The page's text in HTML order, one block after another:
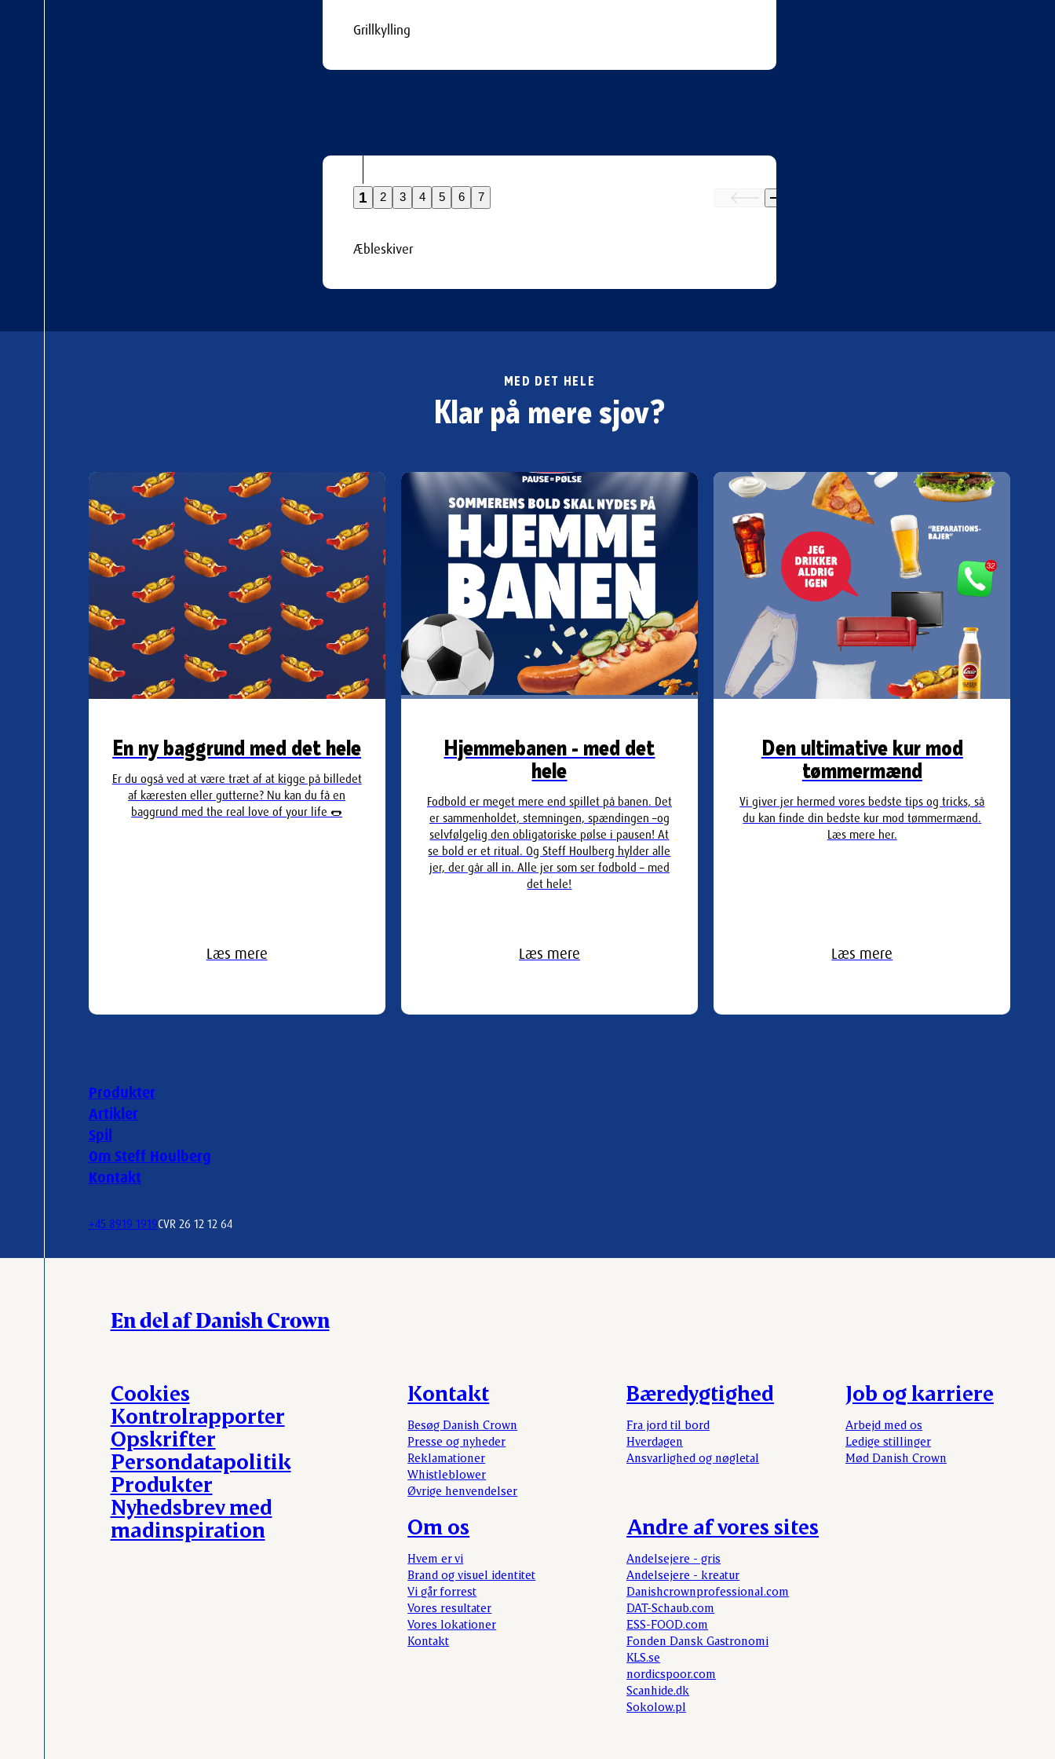
Grillkylling
1 2 3 4 5 6 7
Æbleskiver
MED DET HELE
Klar på mere sjov?
En ny baggrund med det hele
Er du også ved at være træt af at kigge på billedet
af kæresten eller gutterne? Nu kan du få en
baggrund med the real love of your life 🌭
Læs mere
Hjemmebanen - med det
hele
Fodbold er meget mere end spillet på banen. Det
er sammenholdet, stemningen, spændingen –og
selvfølgelig den obligatoriske pølse i pausen! At
se bold er et ritual. Og Steff Houlberg hylder alle
jer, der går all in. Alle jer som ser fodbold – med
det hele!
Læs mere
Den ultimative kur mod
tømmermænd
Vi giver jer hermed vores bedste tips og tricks, så
du kan finde din bedste kur mod tømmermænd.
Læs mere her.
Læs mere
Produkter
Artikler
Spil
Om Steff Houlberg
Kontakt
+45 8919 1919CVR 26 12 12 64
En del af Danish Crown
Kontakt
Besøg Danish Crown
Presse og nyheder
Reklamationer
Whistleblower
Øvrige henvendelser
Bæredygtighed
Fra jord til bord
Hverdagen
Ansvarlighed og nøgletal
Job og karriere
Arbejd med os
Ledige stillinger
Mød Danish Crown
Om os
Hvem er vi
Brand og visuel identitet
Vi går forrest
Vores resultater
Vores lokationer
Kontakt
Andre af vores sites
Andelsejere - gris
Andelsejere - kreatur
Danishcrownprofessional.com
DAT-Schaub.com
ESS-FOOD.com
Fonden Dansk Gastronomi
KLS.se
nordicspoor.com
Scanhide.dk
Sokolow.pl
Cookies
Kontrolrapporter
Opskrifter
Persondatapolitik
Produkter
Nyhedsbrev med
madinspiration